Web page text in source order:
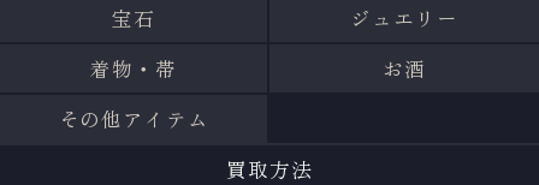
宝石
ジュエリー
着物・帯
お酒
その他アイテム
買取方法